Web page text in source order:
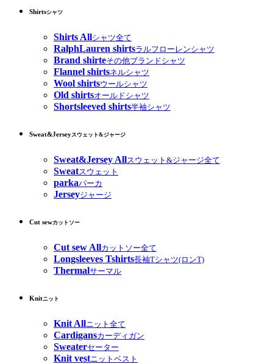
Shirtsシャツ
Shirts Allシャツ全て
RalphLauren shirtsラルフローレンシャツ
Brand shirteその他ブランドシャツ
Flannel shirtsネルシャツ
Wool shirtsウールシャツ
Old shirtsオールドシャツ
Shortsleeved shirts半袖シャツ
Sweat&Jerseyスウェット&ジャージ
Sweat&Jersey Allスウェット&ジャージ全て
Sweatスウェット
parkaパーカ
Jerseyジャージ
Cut sewカットソー
Cut sew Allカットソー全て
Longsleeves Tshirts長袖Tシャツ(ロンT)
Thermalサーマル
Knitニット
Knit Allニット全て
Cardigansカーディガン
Sweaterセーター
Knit vestニットベスト